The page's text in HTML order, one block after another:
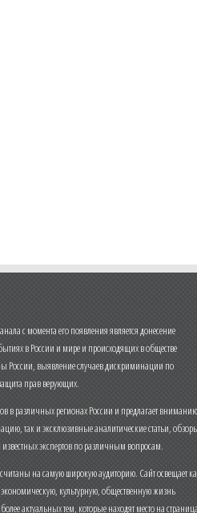
с момента его появления является донесение
в России и мире и происходящих в обществе
России, выявление случаев дискриминации по
прав верующих.
в различных регионах России и предлагает вниманию
так и эксклюзивные аналитические статьи,
экспертов по различным вопросам.
на самую широкую аудиторию. Сайт освещает
культурную, общественную жизнь
актуальных тем, которые находят место на